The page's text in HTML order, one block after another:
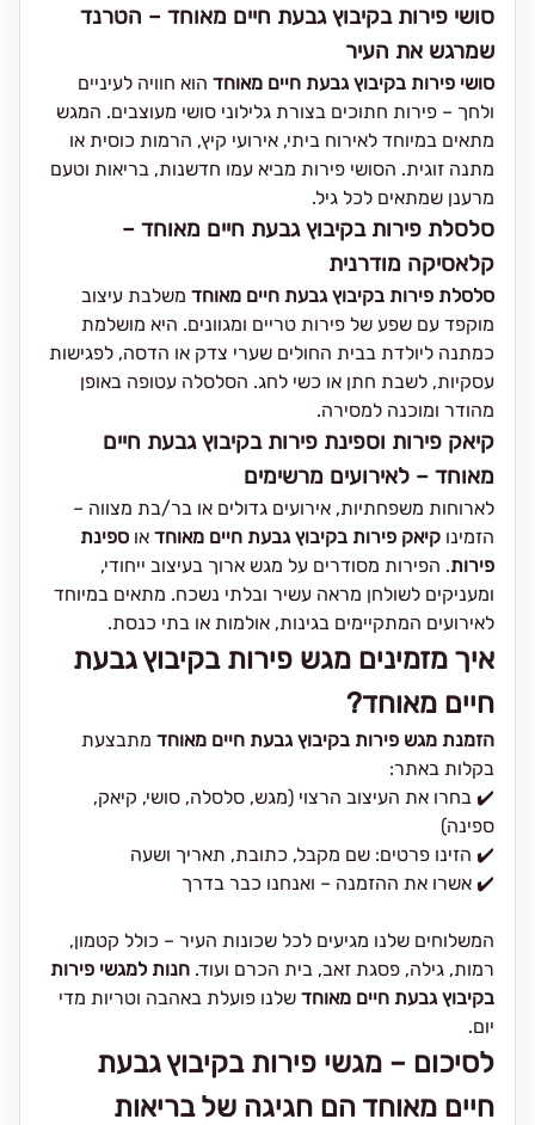
סושי פירות בקיבוץ גבעת חיים מאוחד – הטרנד
שמרגש את העיר
סושי פירות בקיבוץ גבעת חיים מאוחד הוא חוויה לעיניים
ולחך – פירות חתוכים בצורת גלילוני סושי מעוצבים. המגש
מתאים במיוחד לאירוח ביתי, אירועי קיץ, הרמות כוסית או
מתנה זוגית. הסושי פירות מביא עמו חדשנות, בריאות וטעם
מרענן שמתאים לכל גיל.
סלסלת פירות בקיבוץ גבעת חיים מאוחד –
קלאסיקה מודרנית
סלסלת פירות בקיבוץ גבעת חיים מאוחד משלבת עיצוב
מוקפד עם שפע של פירות טריים ומגוונים. היא מושלמת
כמתנה ליולדת בבית החולים שערי צדק או הדסה, לפגישות
עסקיות, לשבת חתן או כשי לחג. הסלסלה עטופה באופן
מהודר ומוכנה למסירה.
קיאק פירות וספינת פירות בקיבוץ גבעת חיים
מאוחד – לאירועים מרשימים
לארוחות משפחתיות, אירועים גדולים או בר/בת מצווה –
הזמינו קיאק פירות בקיבוץ גבעת חיים מאוחד או ספינת
פירות. הפירות מסודרים על מגש ארוך בעיצוב ייחודי,
ומעניקים לשולחן מראה עשיר ובלתי נשכח. מתאים במיוחד
לאירועים המתקיימים בגינות, אולמות או בתי כנסת.
איך מזמינים מגש פירות בקיבוץ גבעת
חיים מאוחד?
הזמנת מגש פירות בקיבוץ גבעת חיים מאוחד מתבצעת
בקלות באתר:
✔️ בחרו את העיצוב הרצוי (מגש, סלסלה, סושי, קיאק,
ספינה)
✔️ הזינו פרטים: שם מקבל, כתובת, תאריך ושעה
✔️ אשרו את ההזמנה – ואנחנו כבר בדרך
המשלוחים שלנו מגיעים לכל שכונות העיר – כולל קטמון,
רמות, גילה, פסגת זאב, בית הכרם ועוד. חנות למגשי פירות
בקיבוץ גבעת חיים מאוחד שלנו פועלת באהבה וטריות מדי
יום.
לסיכום – מגשי פירות בקיבוץ גבעת
חיים מאוחד הם חגיגה של בריאות